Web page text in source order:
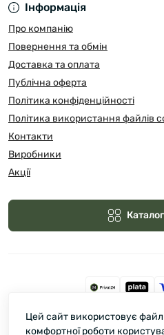
Інформація
Про компанію
Повернення та обмін
Доставка та оплата
Публічна оферта
Політика конфіденційності
Політика використання файлів
Контакти
Виробники
Акції
Зелмарт
Цей сайт використовує
комфортної роботи